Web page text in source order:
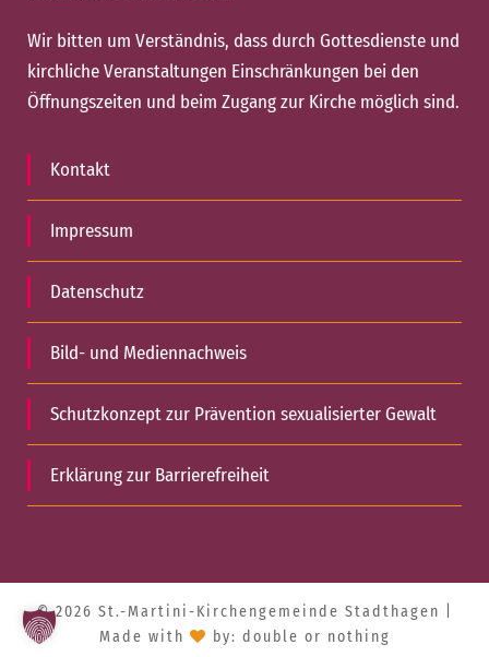
Wir bitten um Verständnis, dass durch Gottesdienste und
kirchliche Veranstaltungen Einschränkungen bei den
Öffnungszeiten und beim Zugang zur Kirche möglich sind.
Kontakt
Impressum
Datenschutz
Bild- und Mediennachweis
Schutzkonzept zur Prävention sexualisierter Gewalt
Erklärung zur Barrierefreiheit
© 2026 St.-Martini-Kirchengemeinde Stadthagen |
Made with
by: double or nothing